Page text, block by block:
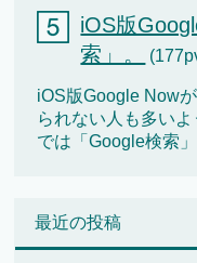
iOS版
索」。
iOS版Google Now
られない人も多い
では「Google検索
最近の投稿